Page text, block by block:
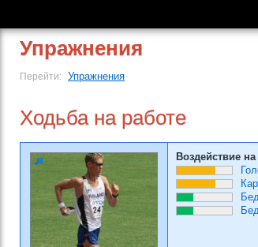
Упражнения
Перейти: Упражнения
Ходьба на работе
Воздействие